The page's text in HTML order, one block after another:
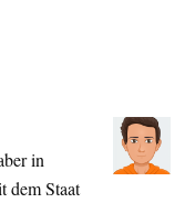
in
dem Staat